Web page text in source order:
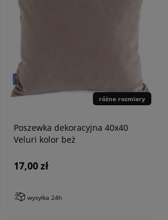
różne rozmiary
Poszewka dekoracyjna 40x40
Veluri kolor beż
17,00 zł
wysyłka 24h